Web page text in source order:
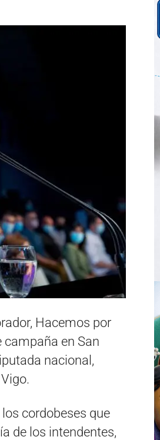
Hacemos por
campaña en San
nacional,
cordobeses que
de los intendentes,